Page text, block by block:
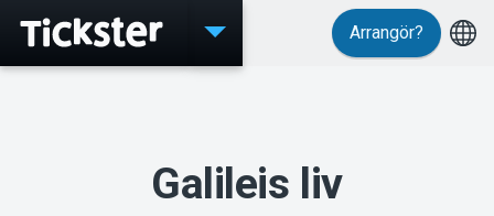
Arrangör?
Galileis liv